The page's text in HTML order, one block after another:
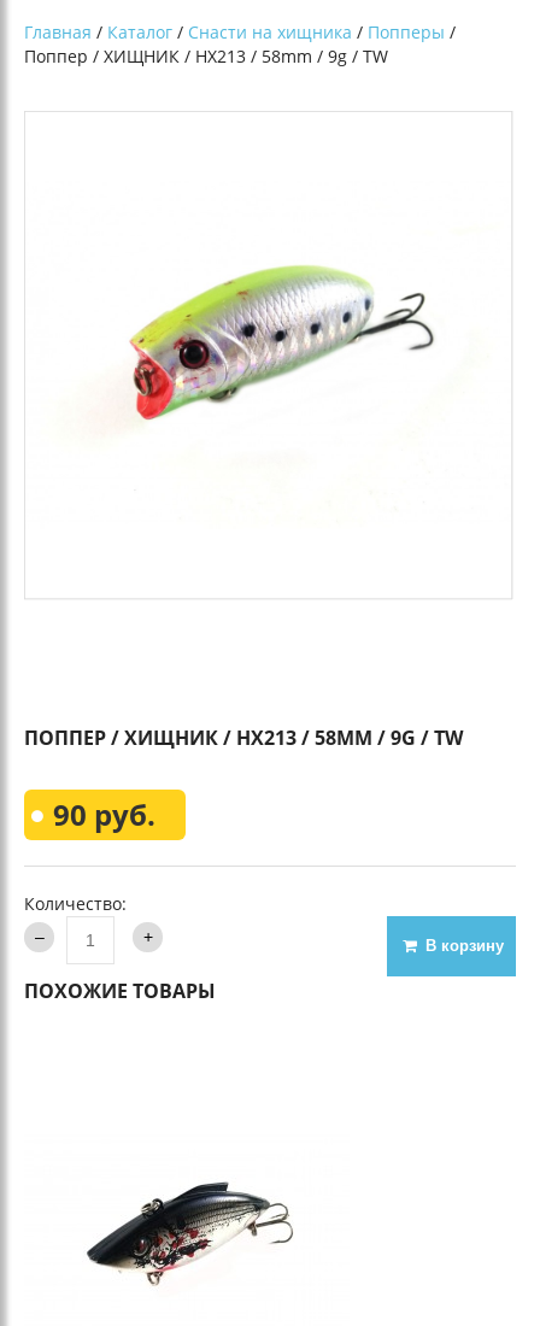
Главная / Каталог / Снасти на хищника / Попперы /
Поппер / ХИЩНИК / HX213 / 58mm / 9g / TW
ПОППЕР / ХИЩНИК / HX213 / 58MM / 9G / TW
90 руб.
Количество:
В корзину
ПОХОЖИЕ ТОВАРЫ